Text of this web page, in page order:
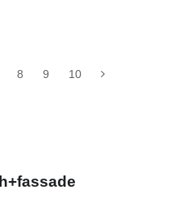
8 9 10